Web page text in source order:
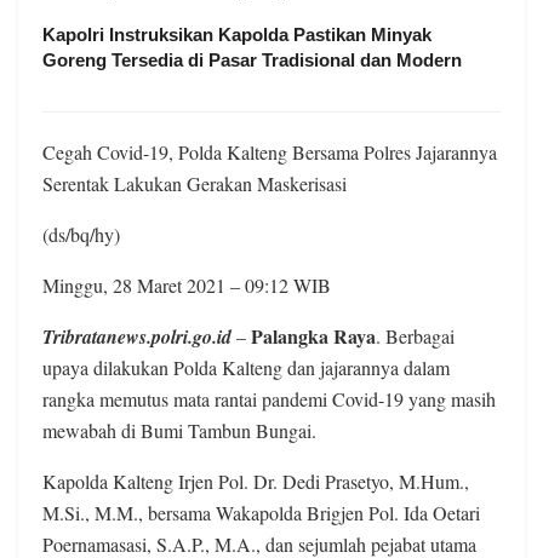
Kapolri Instruksikan Kapolda Pastikan Minyak
Goreng Tersedia di Pasar Tradisional dan Modern
Cegah Covid-19, Polda Kalteng Bersama Polres Jajarannya
Serentak Lakukan Gerakan Maskerisasi
(ds/bq/hy)
Minggu, 28 Maret 2021 – 09:12 WIB
Tribratanews.polri.go.id–Palangka Raya. Berbagai
upaya dilakukan Polda Kalteng dan jajarannya dalam
rangka memutus mata rantai pandemi Covid-19 yang masih
mewabah di Bumi Tambun Bungai.
Kapolda Kalteng Irjen Pol. Dr. Dedi Prasetyo, M.Hum.,
M.Si., M.M., bersama Wakapolda Brigjen Pol. Ida Oetari
Poernamasasi, S.A.P., M.A., dan sejumlah pejabat utama